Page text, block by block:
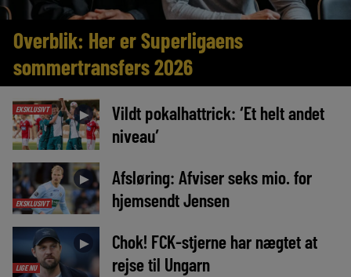
Overblik: Her er Superligaens
sommertransfers 2026
EKSKLUSIVT ►
Vildt pokalhattrick: ‘Et helt andet
niveau’
EKSKLUSIVT
►
Afsløring: Afviser seks mio. for
hjemsendt Jensen
LIGE NU
►
Chok! FCK-stjerne har nægtet at
rejse til Ungarn